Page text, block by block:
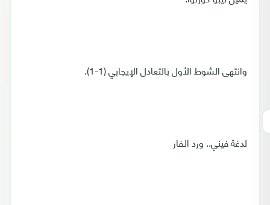
وانتهى الشوط الأول بالتعادل الإيجابي (1-1).
لدغة فيني.. ورد الفار